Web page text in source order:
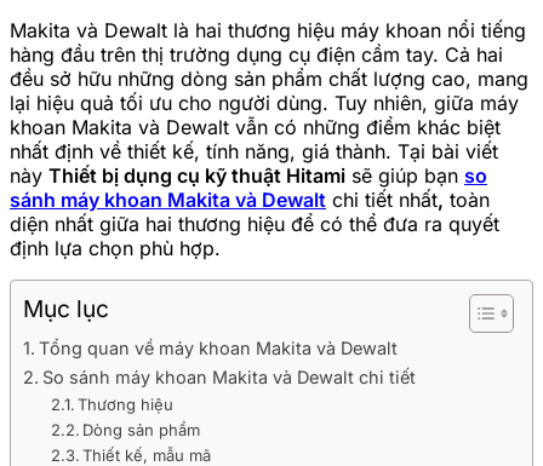
Makita và Dewalt là hai thương hiệu máy khoan nổi tiếng
hàng đầu trên thị trường dụng cụ điện cầm tay. Cả hai
đều sở hữu những dòng sản phẩm chất lượng cao, mang
lại hiệu quả tối ưu cho người dùng. Tuy nhiên, giữa máy
khoan Makita và Dewalt vẫn có những điểm khác biệt
nhất định về thiết kế, tính năng, giá thành. Tại bài viết
này Thiết bị dụng cụ kỹ thuật Hitami sẽ giúp bạn so
sánh máy khoan Makita và Dewalt chi tiết nhất, toàn
diện nhất giữa hai thương hiệu để có thể đưa ra quyết
định lựa chọn phù hợp.
Mục lục
Tổng quan về máy khoan Makita và Dewalt
So sánh máy khoan Makita và Dewalt chi tiết
Thương hiệu
Dòng sản phẩm
Thiết kế, mẫu mã